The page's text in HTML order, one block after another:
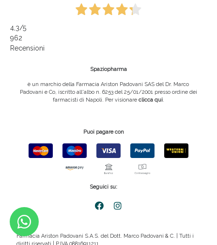
4,3/5
962
Recensioni
Spaziopharma
è un marchio della Farmacia Ariston Padovani SAS del Dr. Marco
Padovani e Co, iscritto all'albo n. 6253 del 25/01/2001 presso ordine dei
farmacisti di Napoli. Per visionare clicca qui.
Puoi pagare con
Seguici su:
Farmacia Ariston Padovani S.A.S. del Dott. Marco Padovani & C. | Tutti i